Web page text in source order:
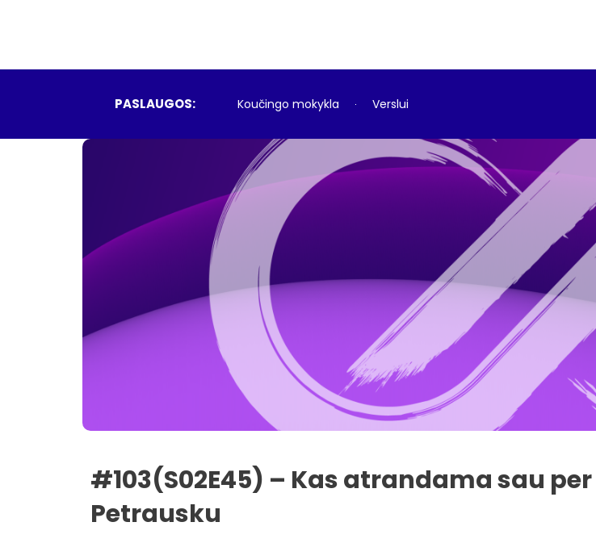
PASLAUGOS: Koučingo mokykla Verslui
#103(S02E45) – Kas atrandama sau
Petrausku